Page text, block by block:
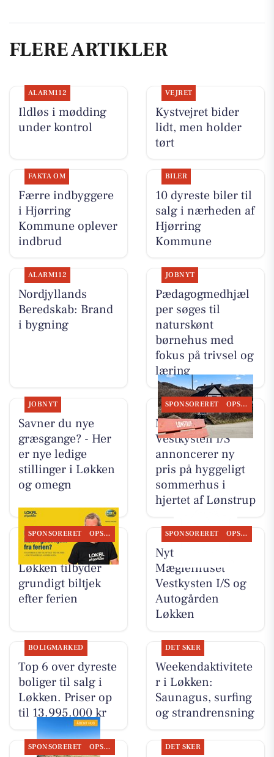
FLERE ARTIKLER
ALARM112
Ildløs i mødding
under kontrol
VEJRET
Kystvejret bider
lidt, men holder
tørt
FAKTA OM
Færre indbyggere
i Hjørring
Kommune oplever
indbrud
BILER
10 dyreste biler til
salg i nærheden af
Hjørring
Kommune
ALARM112
Nordjyllands
Beredskab: Brand
i bygning
JOBNYT
Pædagogmedhjæl
per søges til
naturskønt
børnehus med
fokus på trivsel og
læring
JOBNYT
Savner du nye
græsgange? - Her
er nye ledige
stillinger i Løkken
og omegn
SPONSORERET OPSLAGSTAVLEN
Mæglerhuset
Vestkysten I/S
annoncerer ny
pris på hyggeligt
sommerhus i
hjertet af Lønstrup
SPONSORERET OPSLAGSTAVLEN
Autogården
Løkken tilbyder
grundigt biltjek
efter ferien
SPONSORERET OPSLAGSTAVLEN
Nyt fra
Mæglerhuset
Vestkysten I/S og
Autogården
Løkken
BOLIGMARKED
Top 6 over dyreste
boliger til salg i
Løkken. Priser op
til 13.995.000 kr
DET SKER
Weekendaktivitete
r i Løkken:
Saunagus, surfing
og strandrensning
SPONSORERET OPSLAGSTAVLEN DET SKER